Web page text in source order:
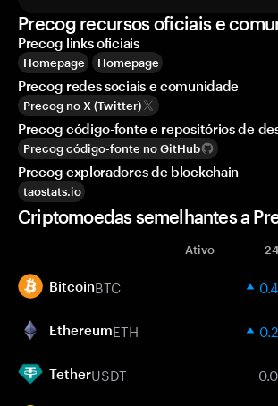
Precog recursos oficiais e
Precog links oficiais
Homepage Homepage
Precog redes sociais e comunidade
Precog no X (Twitter)
Precog código-fonte e repositórios de
Precog código-fonte no GitHub
Precog exploradores de blockchain
taostats.io
Criptomoedas semelhantes a
Ativo
BitcoinBTC
EthereumETH
TetherUSDT